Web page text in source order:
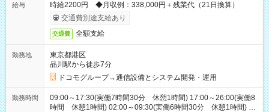
給与
時給2200円 ◆月収例：338,000円＋残業代（21日換算）
交通費別途支給あり
交通費 全額支給
勤務地
東京都港区
品川駅から徒歩7分
ドコモグループ→通信設備とシステム開発・運用
勤務時間
09:00～17:30(実働7時間30分 休憩1時間) 17:00～26:00(実働8
時間 休憩1時間) 02:00～09:30(実働6時間30分 休憩1時間) ※